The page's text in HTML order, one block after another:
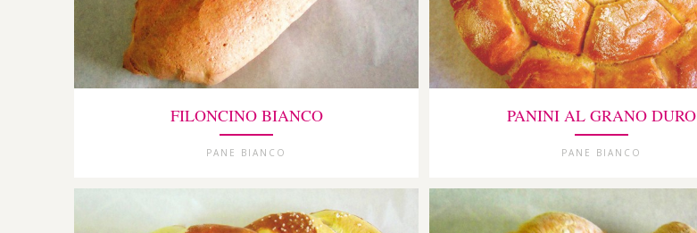
FILONCINO BIANCO
PANE BIANCO
PANINI AL GRANO DURO
PANE BIANCO